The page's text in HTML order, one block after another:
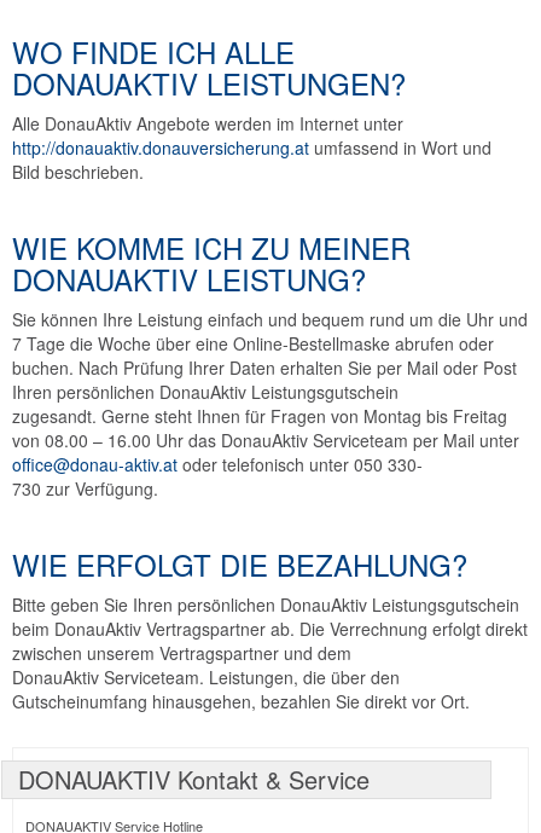
WO FINDE ICH ALLE
DONAUAKTIV LEISTUNGEN?
Alle DonauAktiv Angebote werden im Internet unter
http://donauaktiv.donauversicherung.at umfassend in Wort und
Bild beschrieben.
WIE KOMME ICH ZU MEINER
DONAUAKTIV LEISTUNG?
Sie können Ihre Leistung einfach und bequem rund um die Uhr und
7 Tage die Woche über eine Online-Bestellmaske abrufen oder
buchen. Nach Prüfung Ihrer Daten erhalten Sie per Mail oder Post
Ihren persönlichen DonauAktiv Leistungsgutschein
zugesandt. Gerne steht Ihnen für Fragen von Montag bis Freitag
von 08.00 – 16.00 Uhr das DonauAktiv Serviceteam per Mail unter
office@donau-aktiv.at oder telefonisch unter 050 330-
730 zur Verfügung.
WIE ERFOLGT DIE BEZAHLUNG?
Bitte geben Sie Ihren persönlichen DonauAktiv Leistungsgutschein
beim DonauAktiv Vertragspartner ab. Die Verrechnung erfolgt direkt
zwischen unserem Vertragspartner und dem
DonauAktiv Serviceteam. Leistungen, die über den
Gutscheinumfang hinausgehen, bezahlen Sie direkt vor Ort.
DONAUAKTIV Kontakt & Service
DONAUAKTIV Service Hotline